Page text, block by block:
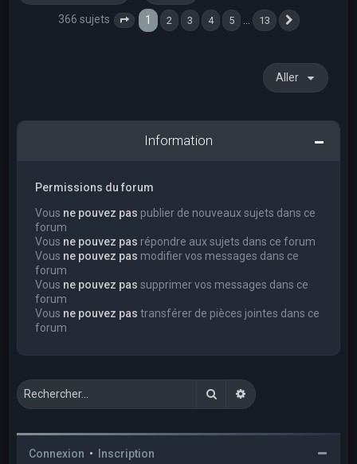
366 sujets Page 1 sur 13
1 2 3 4 5 13
Aller
Information
Permissions du forum
Vous ne pouvez pas publier de nouveaux sujets dans ce
forum
Vous ne pouvez pas répondre aux sujets dans ce forum
Vous ne pouvez pas modifier vos messages dans ce
forum
Vous ne pouvez pas supprimer vos messages dans ce
forum
Vous ne pouvez pas transférer de pièces jointes dans ce
forum
RechercherRecherche avancée
Connexion • Inscription